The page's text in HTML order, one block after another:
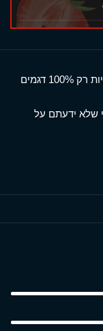
נערות ליווי לעיסוי עם דוגמניות בתמונות אמיתיות רק 100% דגמים
שלא ידעתם על